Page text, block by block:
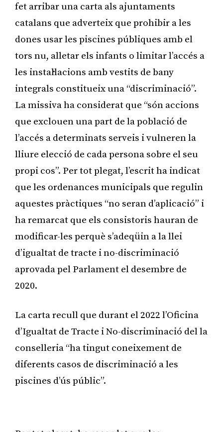
fet arribar una carta als ajuntaments
catalans que adverteix que prohibir a les
dones usar les piscines públiques amb el
tors nu, alletar els infants o limitar l’accés a
les instal·lacions amb vestits de bany
integrals constitueix una “discriminació”.
La missiva ha considerat que “són accions
que exclouen una part de la població de
l’accés a determinats serveis i vulneren la
lliure elecció de cada persona sobre el seu
propi cos”. Per tot plegat, l’escrit ha indicat
que les ordenances municipals que regulin
aquestes pràctiques “no seran d’aplicació” i
ha remarcat que els consistoris hauran de
modificar-les perquè s’adeqüin a la llei
d’igualtat de tracte i no-discriminació
aprovada pel Parlament el desembre de
2020.
La carta recull que durant el 2022 l’Oficina
d’Igualtat de Tracte i No-discriminació del la
conselleria “ha tingut coneixement de
diferents casos de discriminació a les
piscines d’ús públic”.